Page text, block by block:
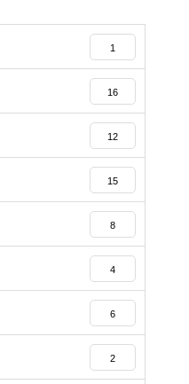
1
16
12
15
8
4
6
2